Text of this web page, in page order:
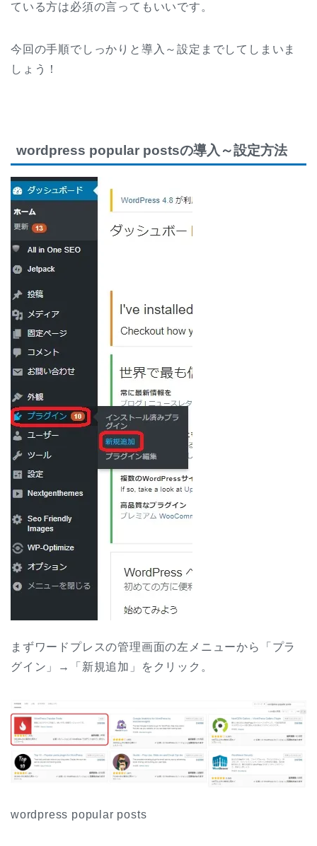
ている方は必須の言ってもいいです。
今回の手順でしっかりと導入～設定までしてしまいま
しょう！
wordpress popular postsの導入～設定方法
まずワードプレスの管理画面の左メニューから「プラ
グイン」→「新規追加」をクリック。
wordpress popular posts